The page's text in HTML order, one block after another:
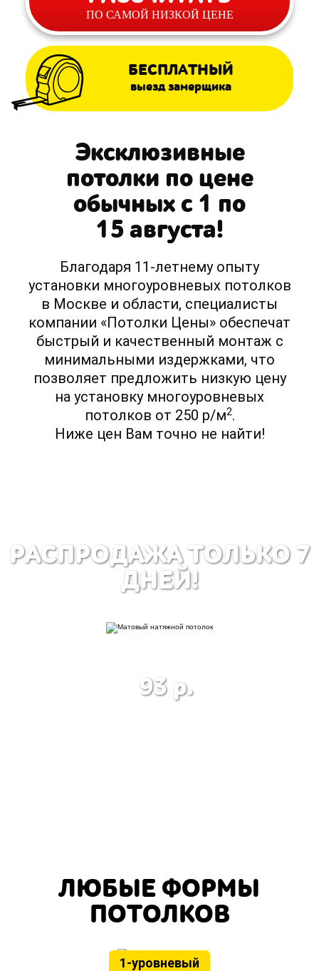
ПО САМОЙ НИЗКОЙ ЦЕНЕ
БЕСПЛАТНЫЙ
выезд замерщика
Эксклюзивные
потолки по цене
обычных с 1 по
15 августа!
Благодаря 11-летнему опыту
установки многоуровневых потолков
в Москве и области, специалисты
компании «Потолки Цены» обеспечат
быстрый и качественный монтаж с
минимальными издержками, что
позволяет предложить низкую цену
на установку многоуровневых
потолков от 250 р/м2.
Ниже цен Вам точно не найти!
РАСПРОДАЖА ТОЛЬКО 7
ДНЕЙ!
93 р.
ЛЮБЫЕ ФОРМЫ
ПОТОЛКОВ
1-уровневый